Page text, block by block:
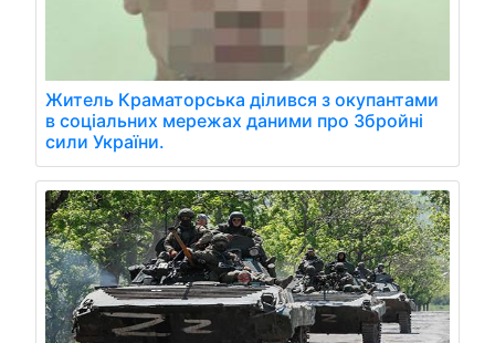
Житель Краматорська ділився з окупантами
в соціальних мережах даними про Збройні
сили України.